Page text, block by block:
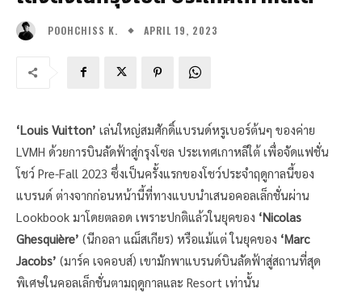
POOHCHISS K. APRIL 19, 2023
‘Louis Vuitton’ เล่นใหญ่สมศักดิ์แบรนด์หรูเบอร์ต้นๆ ของค่าย
LVMH ด้วยการบินลัดฟ้าสู่กรุงโซล ประเทศเกาหลีใต้ เพื่อจัดแฟชั่น
โชว์ Pre-Fall 2023 ซึ่งเป็นครั้งแรกของโชว์ประจำฤดูกาลนี้ของ
แบรนด์ ต่างจากก่อนหน้านี้ที่ทางแบบนำเสนอคอลเล็กชั่นผ่าน
Lookbook มาโดยตลอด เพราะปกติแล้วในยุคของ ‘Nicolas
Ghesquière’ (นีกอลา แฌ็สเกียร) หรือแม้แต่ ในยุคของ ‘Marc
Jacobs’ (มาร์ค เจคอบส์) เขามักพาแบรนด์บินลัดฟ้าสู่สถานที่สุด
พิเศษในคอลเล็กชั่นตามฤดูกาลและ Resort เท่านั้น